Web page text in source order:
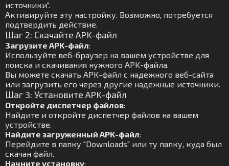
источники".
Активируйте эту настройку. Возможно, потребуется
подтвердить действие.
Шаг 2: Скачайте APK-файл
Загрузите APK-файл:
Используйте веб-браузер на вашем устройстве для
поиска и скачивания нужного APK-файла.
Вы можете скачать APK-файл с надежного веб-сайта
или загрузить его через другие надежные источники.
Шаг 3: Установите APK-файл
Откройте диспетчер файлов:
Найдите и откройте диспетчер файлов на вашем
устройстве.
Найдите загруженный APK-файл:
Перейдите в папку "Downloads" или ту папку, куда был
скачан файл.
Начните установку: